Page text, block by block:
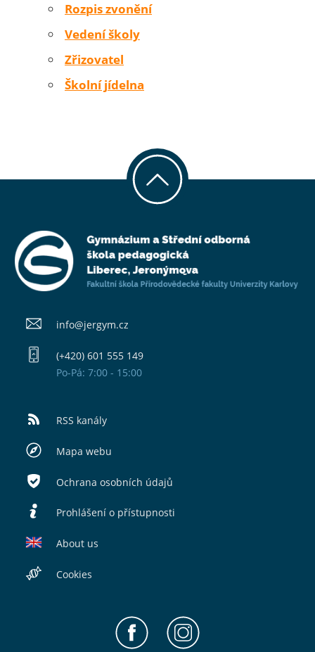
Rozpis zvonění
Vedení školy
Zřizovatel
Školní jídelna
info@​jergym.cz
(+420) 601 555 149
Po-Pá: 7:00 - 15:00
RSS kanály
Mapa webu
Ochrana osobních údajů
Prohlášení o přístupnosti
About us
Cookies